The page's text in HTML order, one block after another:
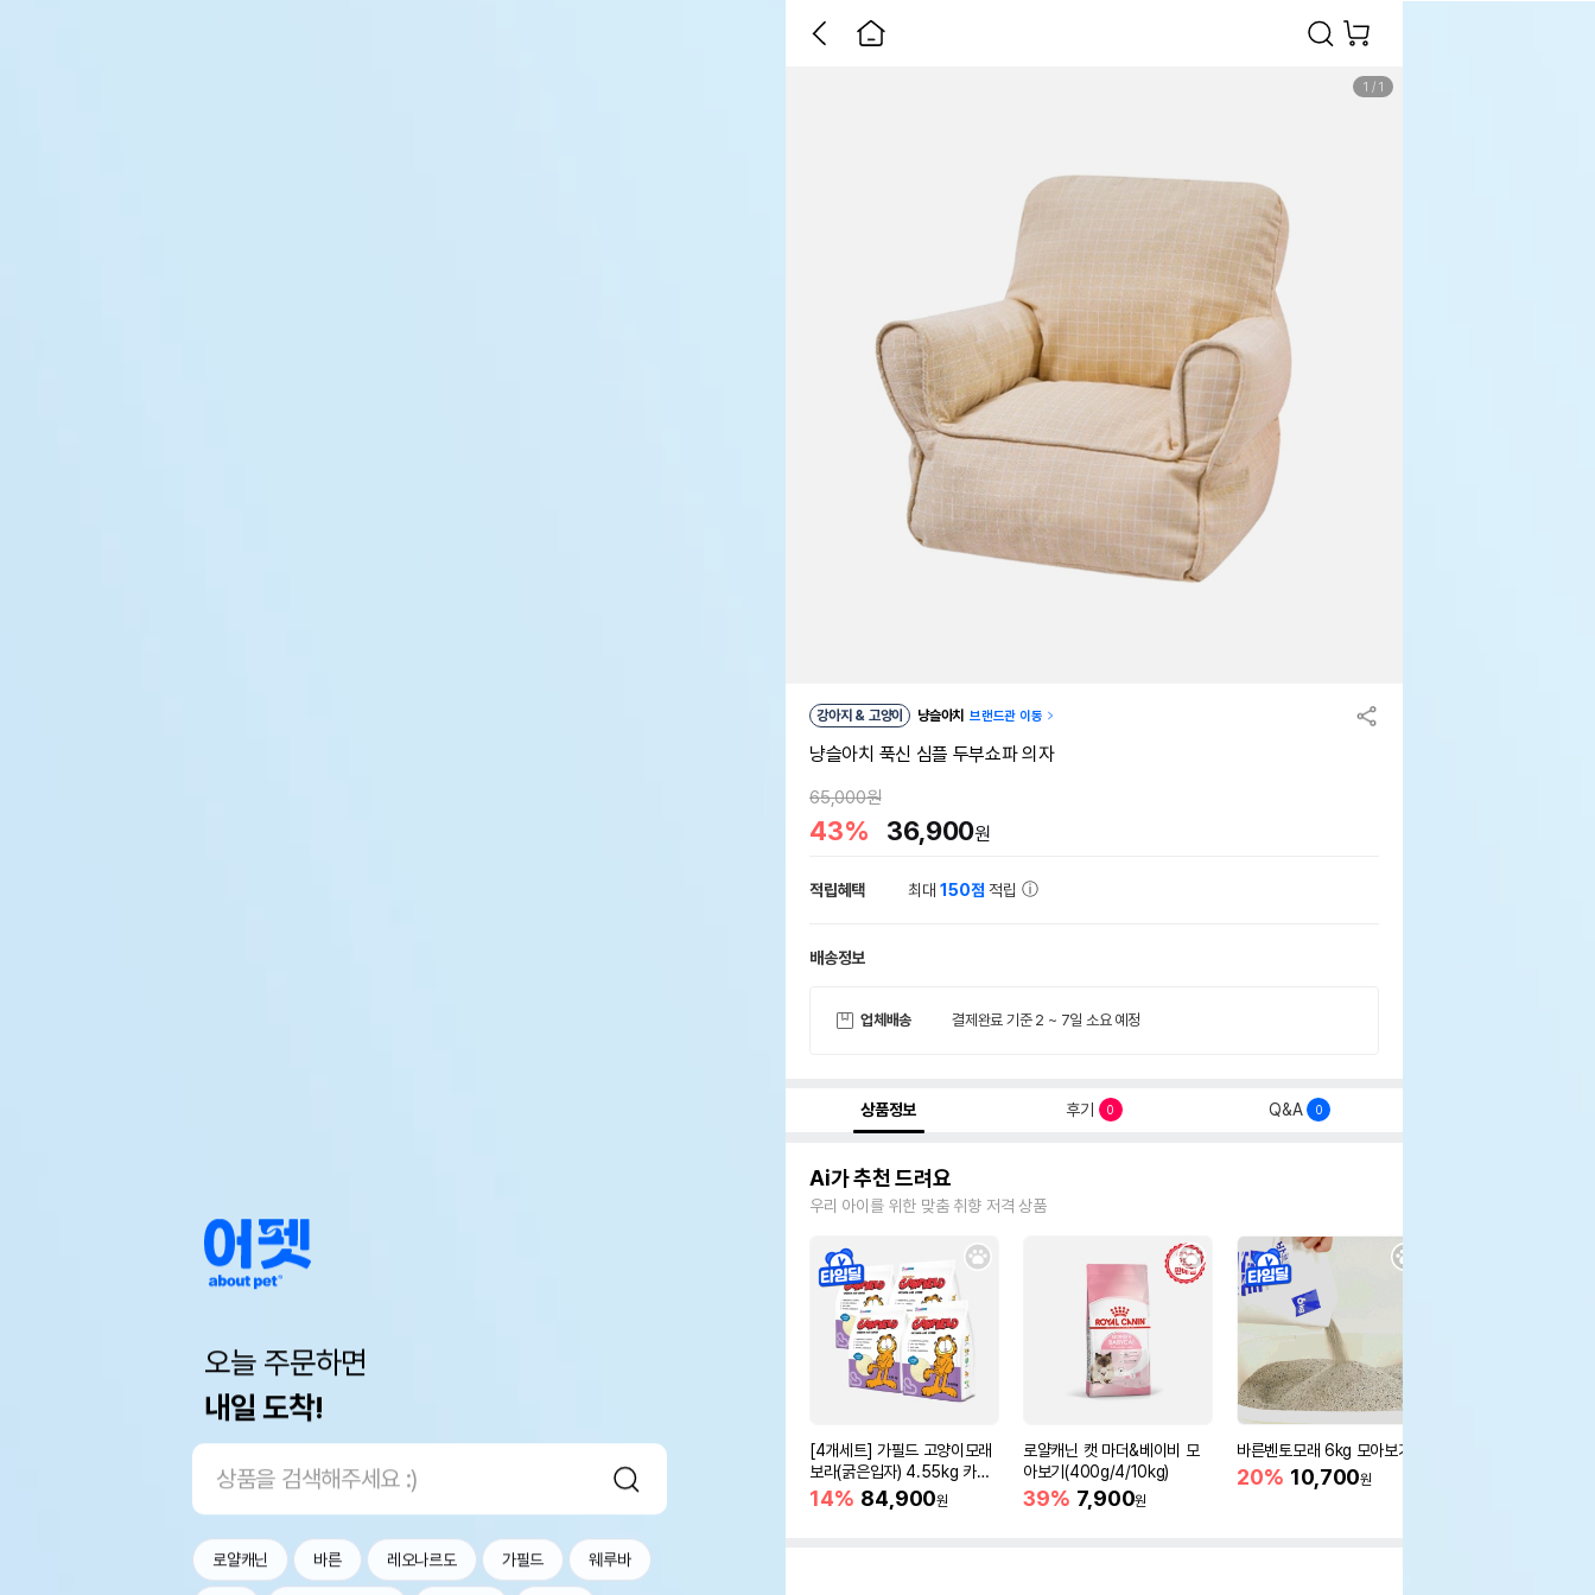
오늘 주문하면
내일 도착!
로얄캐닌 바른 레오나르도 가필드 웨루바
1 / 1
강아지 & 고양이 냥슬아치 브랜드관 이동
냥슬아치 푹신 심플 두부쇼파 의자
65,000원
43% 36,900원
적립혜택 최대150점 적립
배송정보
업체배송 결제완료 기준 2 ~ 7일 소요 예정
상품정보 후기 0 Q&A 0
Ai가 추천 드려요
우리 아이를 위한 맞춤 취향 저격 상품
[4개세트] 가필드 고양이모래
보라(굵은입자) 4.55kg 카사
바모래
14% 84,900원
로얄캐닌 캣 마더&베이비 모
아보기(400g/4/10kg)
39% 7,900원
바른벤토모래 6kg 모아보기
20% 10,700원